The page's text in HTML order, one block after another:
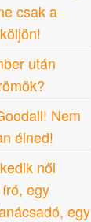
csak a
után
Nem
élned!
női
egy
egy